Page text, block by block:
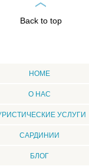
Back to top
HOME
О НАС
УСЛУГИ
CАРДИНИИ
БЛОГ